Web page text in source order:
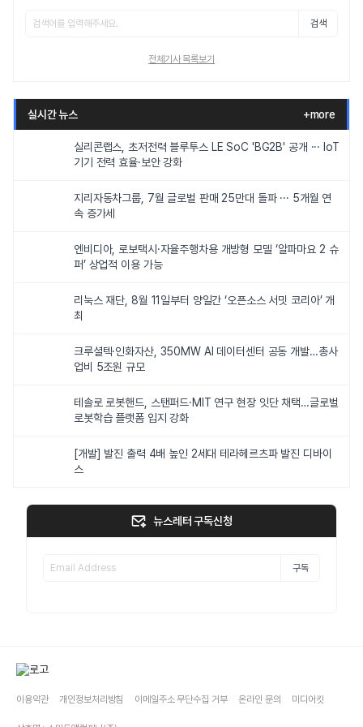
검색
전체기사 목록보기
실시간 뉴스 +more
실리콘랩스, 초저전력 블루투스 LE SoC 'BG2B' 공개 ··· IoT
기기 전력 효율·보안 강화
지리자동차그룹, 7월 글로벌 판매 25만대 돌파 ··· 5개월 연
속 증가세
엔비디아, 로보택시·자율주행차용 개방형 모델 ‘알파마요 2 슈
퍼’ 상업적 이용 가능
리눅스 재단, 8월 11일부터 양일간 ‘오픈소스 서밋 코리아’ 개
최
크루셜텍·인화자산, 350MW AI 데이터센터 공동 개발…총사
업비 5조원 규모
테솔로 로봇핸드, 스탠퍼드·MIT 연구 현장 잇단 채택…글로벌
로봇학습 플랫폼 입지 강화
[개발] 발진 출력 4배 높인 2세대 테라헤르츠파 발진 디바이
스
뉴스레터 구독신청
구독
이용약관 개인정보처리방침 이메일주소 무단수집 거부 온라인 문의 미디어킷